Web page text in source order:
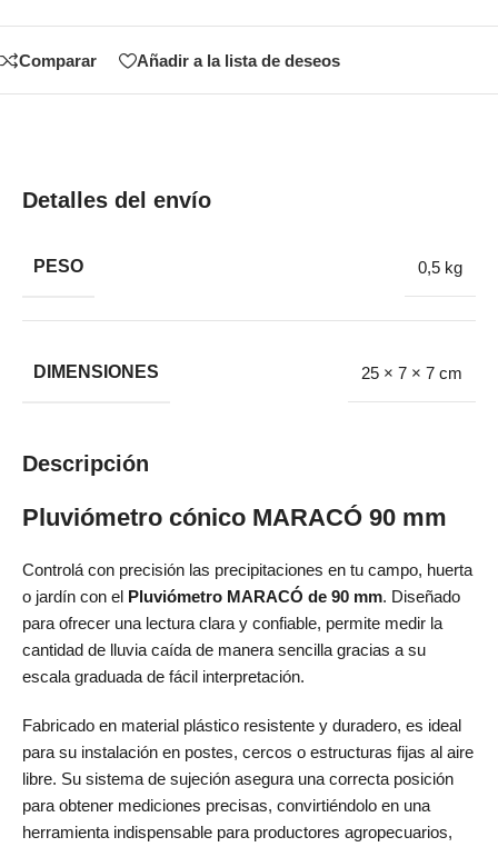
Comparar Añadir a la lista de deseos
Detalles del envío
PESO 0,5 kg
DIMENSIONES 25 × 7 × 7 cm
Descripción
Pluviómetro cónico MARACÓ 90 mm
Controlá con precisión las precipitaciones en tu campo, huerta
o jardín con el Pluviómetro MARACÓ de 90 mm. Diseñado
para ofrecer una lectura clara y confiable, permite medir la
cantidad de lluvia caída de manera sencilla gracias a su
escala graduada de fácil interpretación.
Fabricado en material plástico resistente y duradero, es ideal
para su instalación en postes, cercos o estructuras fijas al aire
libre. Su sistema de sujeción asegura una correcta posición
para obtener mediciones precisas, convirtiéndolo en una
herramienta indispensable para productores agropecuarios,